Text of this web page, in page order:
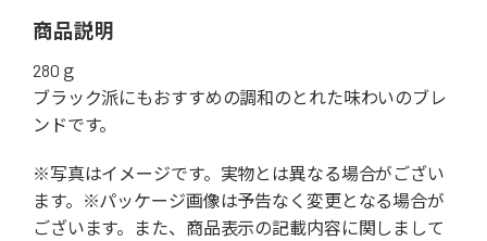
商品説明
280ｇ
ブラック派にもおすすめの調和のとれた味わいのブレ
ンドです。
※写真はイメージです。実物とは異なる場合がござい
ます。※パッケージ画像は予告なく変更となる場合が
ございます。また、商品表示の記載内容に関しまして